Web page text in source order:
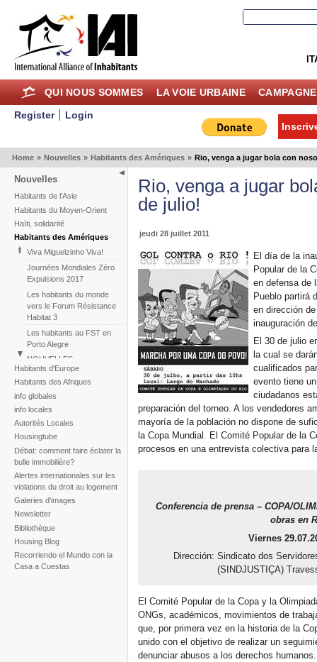
QUI NOUS SOMMES LA VOIE URBAINE
Register
Login
Home » Nouvelles » Habitants des Amériques » Rio, venga a jugar bola con
Nouvelles
Habitants de l'Asie
Habitants du Moyen-Orient
Haïti, solidarité
Habitants des Amériques
Viva Miguelzinho Viva!
Journées Mondiales Zéro
Expulsions 2017
Les habitants du monde
vers le Forum Résistance
Habitat 3
Les habitants au FST en
Porto Alegre
NOUVELLES
Perú: Marche des Colonies
Huascar
Reportaje fotogràfico sobre
la tragedia de la tormenta
Noel
Habitants d'Europe
Habitants des Afriques
info globales
info locales
Autorités Locales
Housingtube
Débat: comment faire éclater la
bulle immobilière?
Alertes internationales sur les
violations du droit au logement
Galeries d'images
Newsletter
Bibliothèque
Housing Blog
Recorriendo el Mundo con la
Casa a Cuestas
Rio, venga a jugar
de julio!
jeudi 28 juillet 2011
El día de la
Popular de la
en defensa de
Pueblo partirá
en dirección
inauguración
El 30 de julio
la cual se
cualificados
evento tiene
ciudadanos
preparación del torneo. A los vendedores
mayoría de la población no dispone de
la Copa Mundial. El Comité Popular de la
procesos en una entrevista colectiva para
Conferencia de prensa – COPA/
obras en
Viernes
Dirección: Sindicato dos
(SINDJUSTIÇA)
El Comité Popular de la Copa y la
ONGs, académicos, movimientos de
que, por primera vez en la historia de la
unido con el objetivo de realizar un
denunciar abusos a los derechos humanos.